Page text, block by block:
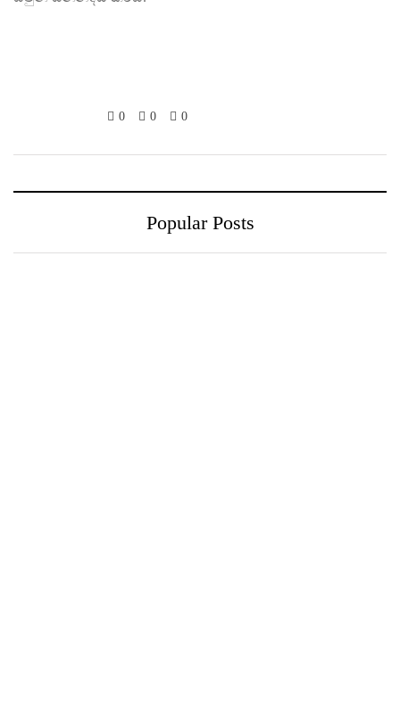
0 0 0
Popular Posts